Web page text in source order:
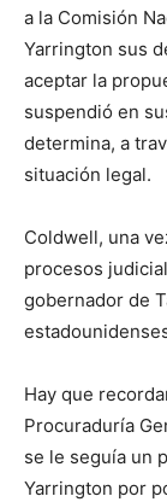
a la Comisión
Yarrington sus
aceptar la
suspendió en
determina, a
situación legal.
Coldwell, una
procesos
gobernador de
Hay que
Procuraduría
se le seguía un
Yarrington por